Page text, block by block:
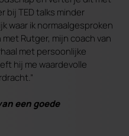
bij TED talks minder
waar ik normaalgesproken
Rutger, mijn coach van
met persoonlijke
hij me waardevolle
een goede